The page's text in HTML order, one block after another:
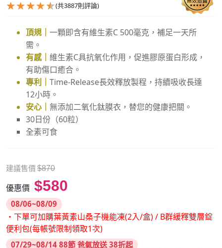
(共3887則評論)
頂規｜ 一顆即含有維生素C 500毫克，補足一天所
需。
有感｜ 維生素C具抗氧化作用，促進膠原蛋白形成，
有助傷口癒合。
專利｜ Time-Release長效釋放製程，持續吸收長達
12小時。
安心｜ 無添加二氧化鈦膜衣，替您的健康把關。
30日份（60粒）
全素可食
建議售價 $870
優惠價 $580
08/06~08/09
・下單可加購葉黃素山桑子機能凍(2入/盒) / B群緩釋雙層錠
便利包(每帳號限制領取1次)
07/29~08/14 88節 爸氣放送 38折起